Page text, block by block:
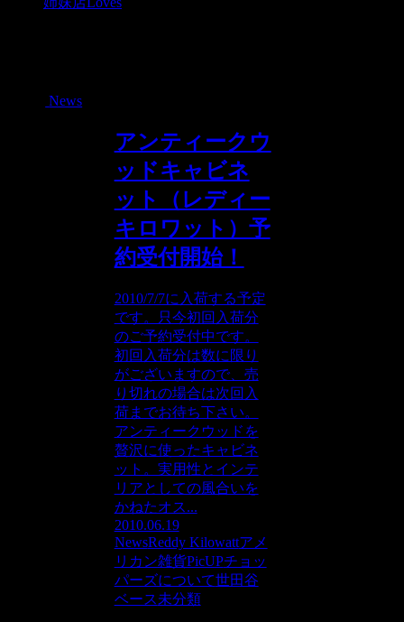
News
アンティークウ
ッドキャビネ
ット（レディー
キロワット）予
約受付開始！
2010/7/7に入荷する予定
です。只今初回入荷分
のご予約受付中です。
初回入荷分は数に限り
がございますので、売
り切れの場合は次回入
荷までお待ち下さい。
アンティークウッドを
贅沢に使ったキャビネ
ット。実用性とインテ
リアとしての風合いを
かねたオス...
2010.06.19
NewsReddy Kilowattアメ
リカン雑貨PicUPチョッ
パーズについて世田谷
ベース未分類